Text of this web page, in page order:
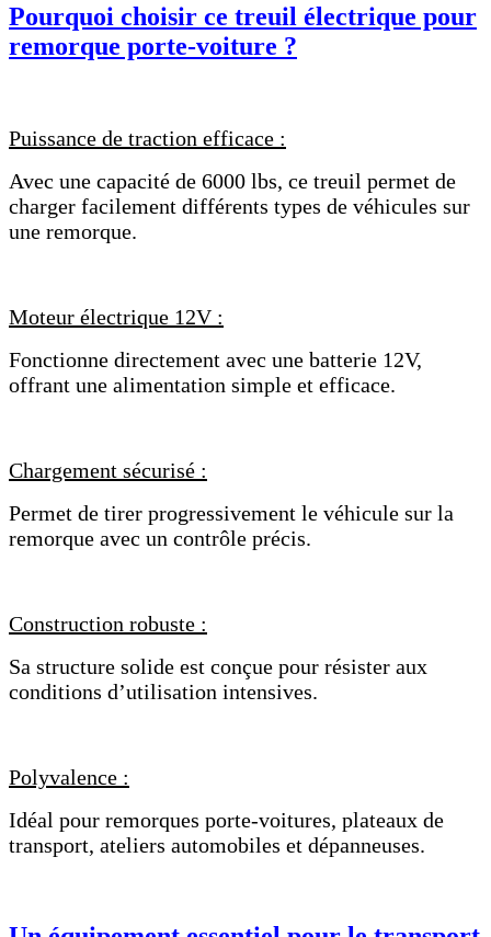
Pourquoi choisir ce treuil électrique pour
remorque porte-voiture ?
Puissance de traction efficace :
Avec une capacité de 6000 lbs, ce treuil permet de
charger facilement différents types de véhicules sur
une remorque.
Moteur électrique 12V :
Fonctionne directement avec une batterie 12V,
offrant une alimentation simple et efficace.
Chargement sécurisé :
Permet de tirer progressivement le véhicule sur la
remorque avec un contrôle précis.
Construction robuste :
Sa structure solide est conçue pour résister aux
conditions d’utilisation intensives.
Polyvalence :
Idéal pour remorques porte-voitures, plateaux de
transport, ateliers automobiles et dépanneuses.